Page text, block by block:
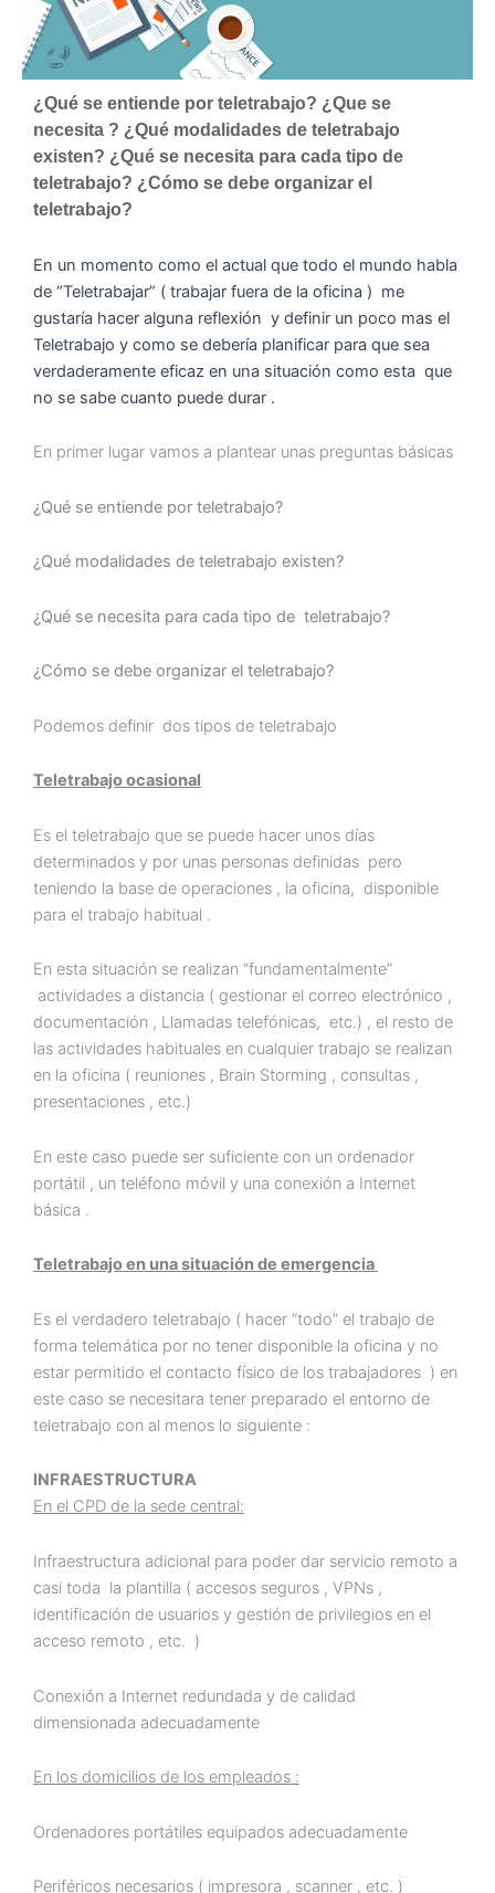
¿Qué se entiende por teletrabajo? ¿Que se
necesita ? ¿Qué modalidades de teletrabajo
existen? ¿Qué se necesita para cada tipo de
teletrabajo? ¿Cómo se debe organizar el
teletrabajo?
En un momento como el actual que todo el mundo habla
de “Teletrabajar” ( trabajar fuera de la oficina ) me
gustaría hacer alguna reflexión y definir un poco mas el
Teletrabajo y como se debería planificar para que sea
verdaderamente eficaz en una situación como esta que
no se sabe cuanto puede durar .
En primer lugar vamos a plantear unas preguntas básicas
¿Qué se entiende por teletrabajo?
¿Qué modalidades de teletrabajo existen?
¿Qué se necesita para cada tipo de teletrabajo?
¿Cómo se debe organizar el teletrabajo?
Podemos definir dos tipos de teletrabajo
Teletrabajo ocasional
Es el teletrabajo que se puede hacer unos días
determinados y por unas personas definidas pero
teniendo la base de operaciones , la oficina, disponible
para el trabajo habitual .
En esta situación se realizan “fundamentalmente”
actividades a distancia ( gestionar el correo electrónico ,
documentación , Llamadas telefónicas, etc.) , el resto de
las actividades habituales en cualquier trabajo se realizan
en la oficina ( reuniones , Brain Storming , consultas ,
presentaciones , etc.)
En este caso puede ser suficiente con un ordenador
portátil , un teléfono móvil y una conexión a Internet
básica .
Teletrabajo en una situación de emergencia
Es el verdadero teletrabajo ( hacer “todo” el trabajo de
forma telemática por no tener disponible la oficina y no
estar permitido el contacto físico de los trabajadores ) en
este caso se necesitara tener preparado el entorno de
teletrabajo con al menos lo siguiente :
INFRAESTRUCTURA
En el CPD de la sede central:
Infraestructura adicional para poder dar servicio remoto a
casi toda la plantilla ( accesos seguros , VPNs ,
identificación de usuarios y gestión de privilegios en el
acceso remoto , etc. )
Conexión a Internet redundada y de calidad
dimensionada adecuadamente
En los domicilios de los empleados :
Ordenadores portátiles equipados adecuadamente
Periféricos necesarios ( impresora , scanner , etc. )